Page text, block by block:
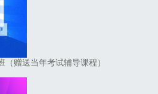
赠送当年考试辅导课程）